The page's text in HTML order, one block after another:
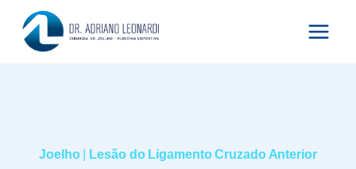
para
Joelho| Lesão do Ligamento Cruzado Anterior